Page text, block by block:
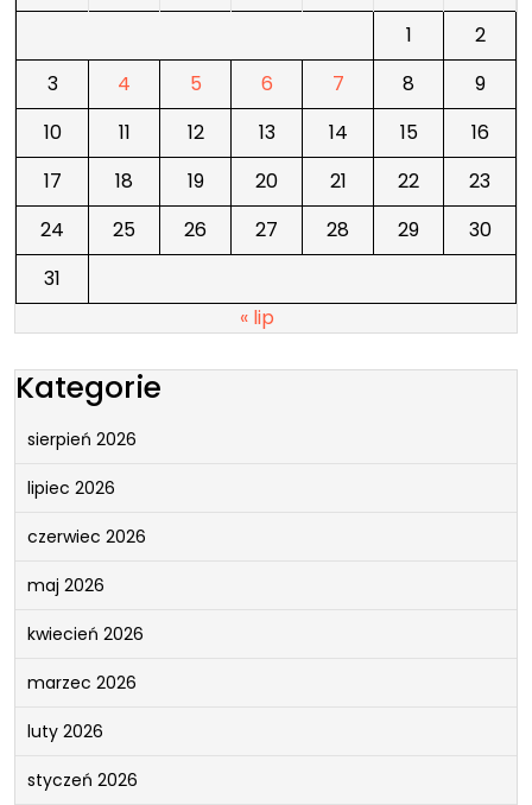
1
2
3
4 5 6 7 8
9
10
11 12 13 14 15
16
17
18 19 20 21 22
23
24
25 26 27 28 29
30
31
« lip
Kategorie
sierpień 2026
lipiec 2026
czerwiec 2026
maj 2026
kwiecień 2026
marzec 2026
luty 2026
styczeń 2026